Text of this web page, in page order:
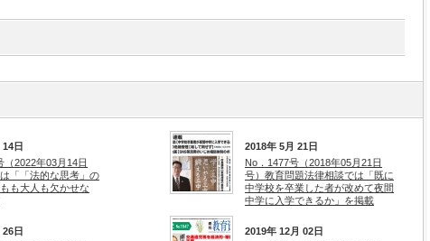
日
（2022年03月14日
「「法的な思考」の
も大人も欠かせな
2018年 5月 21日
No．1477号（2018年05月21日
号）教育問題法律相談では「既に
中学校を卒業した者が改めて夜間
中学に入学できるか」を掲載
日
2019年 12月 02日